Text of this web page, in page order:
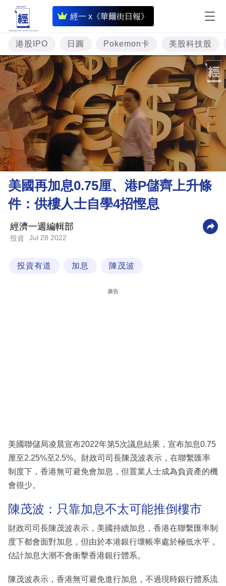
經一 x《華爾街日報》
即
時
財
經
題
資
市
理
財
商
業
科
區
港股IPO 日圓 Pokemon卡 美股科技股
美國再加息0.75厘、港P儲齊上升條
件：供樓人士自學4招慳息
經濟一週編輯部
投資 Jul 28 2022
投資有道 加息 陳茂波
廣告
美國聯儲局凌晨宣布2022年第5次議息結果，宣布加息0.75
厘至2.25%至2.5%。財政司司長陳茂波表示，在聯繫匯率
制度下，香港無可避免會加息，但置業人士成為負資產的機
會很少。
陳茂波：只靠加息不太可能推倒樓市
財政司司長陳茂波表示，美國持續加息，香港在聯繫匯率制
度下都會面對加息，但由於本港銀行壞帳率處於極低水平，
估計加息大潮不會衝擊香港銀行體系。
陳茂波表示，香港無可避免進行加息，不過現時銀行體系流